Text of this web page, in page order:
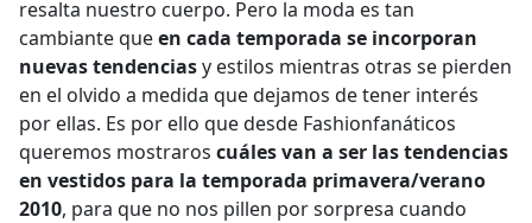
resalta nuestro cuerpo. Pero la moda es tan
cambiante queen cada temporada se incorporan
nuevas tendenciasy estilos mientras otras se pierden
en el olvido a medida que dejamos de tener interés
por ellas. Es por ello que desde Fashionfanáticos
queremos mostraros cuáles van a ser las tendencias
en vestidos para la temporada primavera/verano
2010, para que no nos pillen por sorpresa cuando